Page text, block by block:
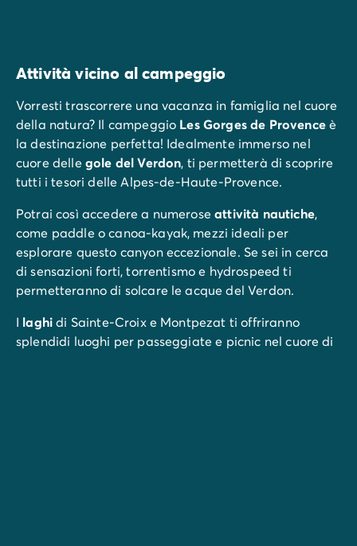
Attività vicino al campeggio
Vorresti trascorrere una vacanza in famiglia nel cuore
della natura? Il campeggio Les Gorges de Provenceè
la destinazione perfetta! Idealmente immerso nel
cuore delle gole del Verdon, ti permetterà di scoprire
tutti i tesori delle Alpes-de-Haute-Provence.
Potrai così accedere a numeroseattività nautiche,
come paddle o canoa-kayak, mezzi ideali per
esplorare questo canyon eccezionale. Se sei in cerca
di sensazioni forti, torrentismo e hydrospeed ti
permetteranno di solcare le acque del Verdon.
I laghidi Sainte-Croix e Montpezat ti offriranno
splendidi luoghi per passeggiate e picnic nel cuore di